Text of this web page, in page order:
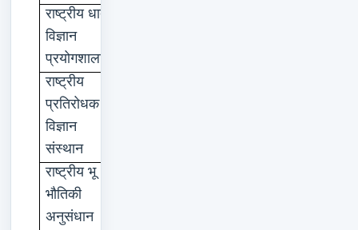
राष्ट्रीय धातु
विज्ञान
प्रयोगशाला
राष्ट्रीय
प्रतिरोधक
विज्ञान
संस्थान
राष्ट्रीय भू
भौतिकी
अनुसंधान